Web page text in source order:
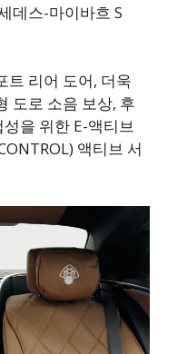
데스-마이바흐 S
트 리어 도어, 더욱
도로 소음 보상, 후
을 위한 E-액티브
액티브 서